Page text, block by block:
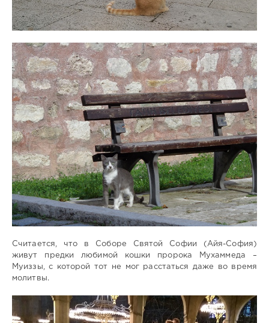
Считается, что в Соборе Святой Софии (Айя-София)
живут предки любимой кошки пророка Мухаммеда –
Муиззы, с которой тот не мог расстаться даже во время
молитвы.